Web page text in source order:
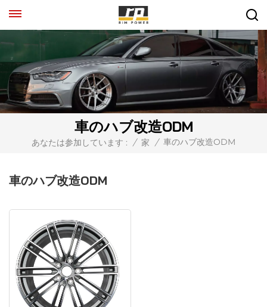
車のハブ改造ODM
あなたは参加しています : / 家 / 車のハブ改造ODM
車のハブ改造ODM